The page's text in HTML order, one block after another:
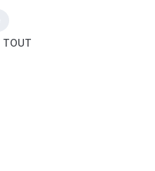
TOUT